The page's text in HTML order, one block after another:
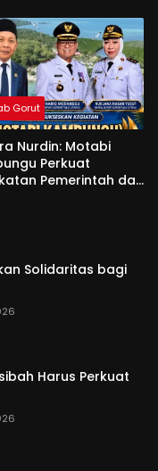
Gorut
Nurdin: Motabi
Perkuat
Pemerintah dan
Solidaritas bagi
Harus Perkuat